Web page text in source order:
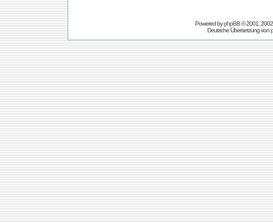
Powered byphpBB© 2001,
Deutsche Übersetzung von